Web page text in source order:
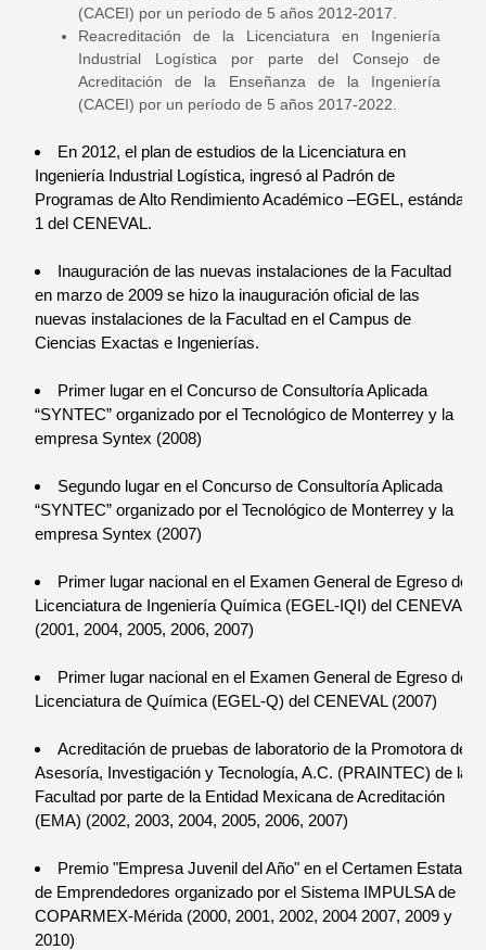
(CACEI) por un período de 5 años 2012-2017.
Reacreditación de la Licenciatura en Ingeniería
Industrial Logística por parte del Consejo de
Acreditación de la Enseñanza de la Ingeniería
(CACEI) por un período de 5 años 2017-2022.
En 2012, el plan de estudios de la Licenciatura en
Ingeniería Industrial Logística, ingresó al Padrón de
Programas de Alto Rendimiento Académico –EGEL, estándar
1 del CENEVAL.
Inauguración de las nuevas instalaciones de la Facultad
en marzo de 2009 se hizo la inauguración oficial de las
nuevas instalaciones de la Facultad en el Campus de
Ciencias Exactas e Ingenierías.
Primer lugar en el Concurso de Consultoría Aplicada
“SYNTEC” organizado por el Tecnológico de Monterrey y la
empresa Syntex (2008)
Segundo lugar en el Concurso de Consultoría Aplicada
“SYNTEC” organizado por el Tecnológico de Monterrey y la
empresa Syntex (2007)
Primer lugar nacional en el Examen General de Egreso de
Licenciatura de Ingeniería Química (EGEL-IQI) del CENEVAL
(2001, 2004, 2005, 2006, 2007)
Primer lugar nacional en el Examen General de Egreso de
Licenciatura de Química (EGEL-Q) del CENEVAL (2007)
Acreditación de pruebas de laboratorio de la Promotora de
Asesoría, Investigación y Tecnología, A.C. (PRAINTEC) de la
Facultad por parte de la Entidad Mexicana de Acreditación
(EMA) (2002, 2003, 2004, 2005, 2006, 2007)
Premio "Empresa Juvenil del Año" en el Certamen Estatal
de Emprendedores organizado por el Sistema IMPULSA de
COPARMEX-Mérida (2000, 2001, 2002, 2004 2007, 2009 y
2010)